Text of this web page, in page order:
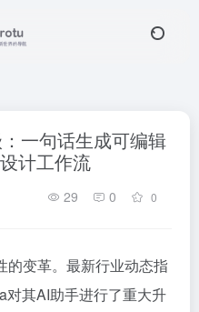
一句话生成可编辑
计工作流
29 0 0
的变革。最新行业动态指
对其AI助手进行了重大升